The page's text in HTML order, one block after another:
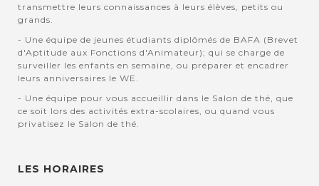
transmettre leurs connaissances à leurs élèves, petits ou
grands.
- Une équipe de jeunes étudiants diplômés de BAFA (Brevet
d'Aptitude aux Fonctions d'Animateur); qui se charge de
surveiller les enfants en semaine, ou préparer et encadrer
leurs anniversaires le WE.
- Une équipe pour vous accueillir dans le Salon de thé, que
ce soit lors des activités extra-scolaires, ou quand vous
privatisez le Salon de thé.
LES HORAIRES